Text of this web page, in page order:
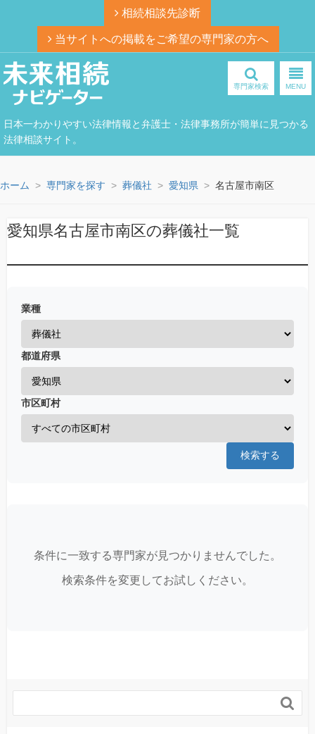
相続相談先診断
当サイトへの掲載をご希望の専門家の方へ
日本一わかりやすい法律情報と弁護士・法律事務所が簡単に見つかる
法律相談サイト。
専門家検索 MENU
ホーム 専門家を探す 葬儀社 愛知県 名古屋市南区
愛知県名古屋市南区の葬儀社一覧
業種
都道府県
市区町村
検索する
条件に一致する専門家が見つかりませんでした。
検索条件を変更してお試しください。
